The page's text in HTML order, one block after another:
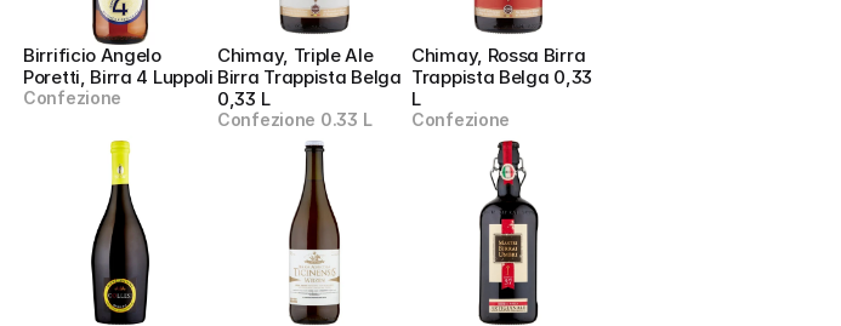
Birrificio Angelo
Poretti, Birra 4 Luppoli
Confezione
Chimay, Triple Ale
Birra Trappista Belga
0,33 L
Confezione 0.33 L
Chimay, Rossa Birra
Trappista Belga 0,33
L
Confezione